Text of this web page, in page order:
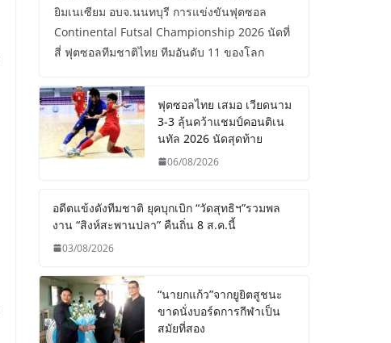
ยิมเนเซียม อบจ.นนทบุรี การแข่งขันฟุตซอล
Continental Futsal Championship 2026 นัดที่
สี่ ฟุตซอลทีมชาติไทย ทีมอันดับ 11 ของโลก
ฟุตซอลไทย เสมอ เวียดนาม
3-3 ลุ้นคว้าแชมป์คอนติเน
นทัล 2026 นัดสุดท้าย
06/08/2026
อดีตแข้งดังทีมชาติ ยุคบุกเบิก “วัดสุทธิฯ”รวมพล
งาน “สิงห์สะพานปลา” คืนถิ่น 8 ส.ค.นี้
03/08/2026
“นายกแก้ว”จากยูยิตสูชนะ
ขาดนั่งบอร์ดการกีฬาเป็น
สมัยที่สอง